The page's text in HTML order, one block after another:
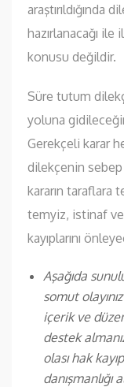
araştırıldığında
hazırlanacağı
konusu değildir.
Süre tutum
yoluna
Gerekçeli karar
dilekçenin
kararın taraflara
temyiz, istinaf ve
kayıplarını
Aşağıda
somut
içerik ve
destek
olası hak
danışmanlığı